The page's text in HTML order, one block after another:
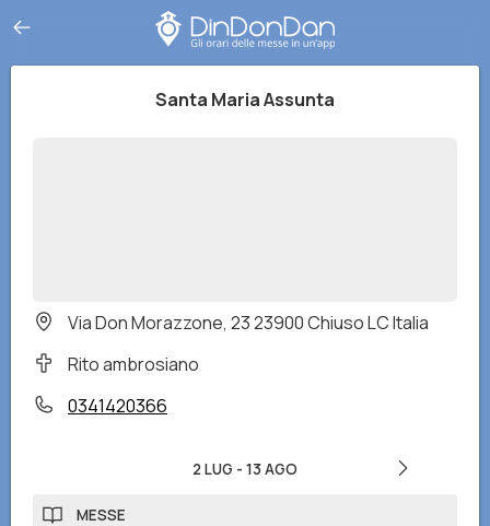
Santa Maria Assunta
Via Don Morazzone, 23 23900 Chiuso LC Italia
Rito ambrosiano
0341420366
2 LUG - 13 AGO
MESSE